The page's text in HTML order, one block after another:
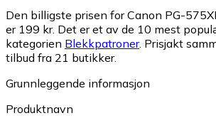
Den billigste prisen for Canon PG-
er 199 kr. Det er et av de 10 mest
kategorien Blekkpatroner. Prisjakt
tilbud fra 21 butikker.
Grunnleggende informasjon
Produktnavn